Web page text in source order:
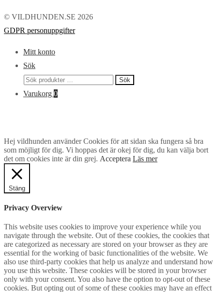
© VILDHUNDEN.SE 2026
GDPR personuppgifter
Mitt konto
Sök
Sök
efter:
Sök
Varukorg 0
Hej vildhunden använder Cookies för att sidan ska fungera så bra
som möjligt för dig. Vi hoppas det är okej för dig, du kan välja bort
det om cookies inte är din grej. Acceptera Läs mer
Stäng
Privacy Overview
This website uses cookies to improve your experience while you
navigate through the website. Out of these cookies, the cookies that
are categorized as necessary are stored on your browser as they are
essential for the working of basic functionalities of the website. We
also use third-party cookies that help us analyze and understand how
you use this website. These cookies will be stored in your browser
only with your consent. You also have the option to opt-out of these
cookies. But opting out of some of these cookies may have an effect